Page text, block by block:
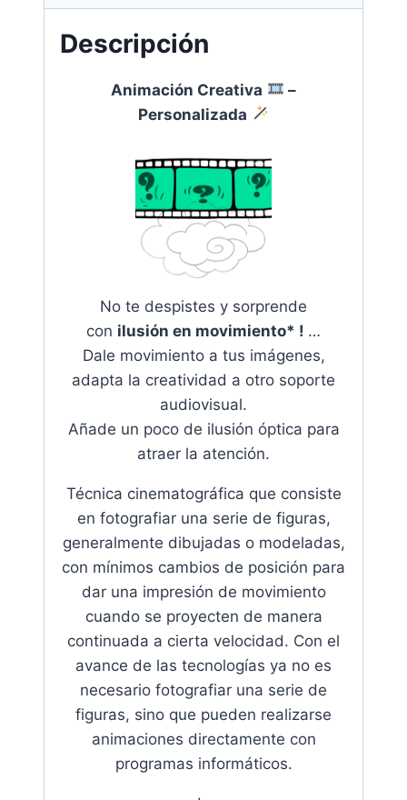
Descripción
Animación Creativa
–
Personalizada
No te despistes y sorprende
con ilusión en movimiento* ! …
Dale movimiento a tus imágenes,
adapta la creatividad a otro soporte
audiovisual.
Añade un poco de ilusión óptica para
atraer la atención.
Técnica cinematográfica que consiste
en fotografiar una serie de figuras,
generalmente dibujadas o modeladas,
con mínimos cambios de posición para
dar una impresión de movimiento
cuando se proyecten de manera
continuada a cierta velocidad. Con el
avance de las tecnologías ya no es
necesario fotografiar una serie de
figuras, sino que pueden realizarse
animaciones directamente con
programas informáticos.